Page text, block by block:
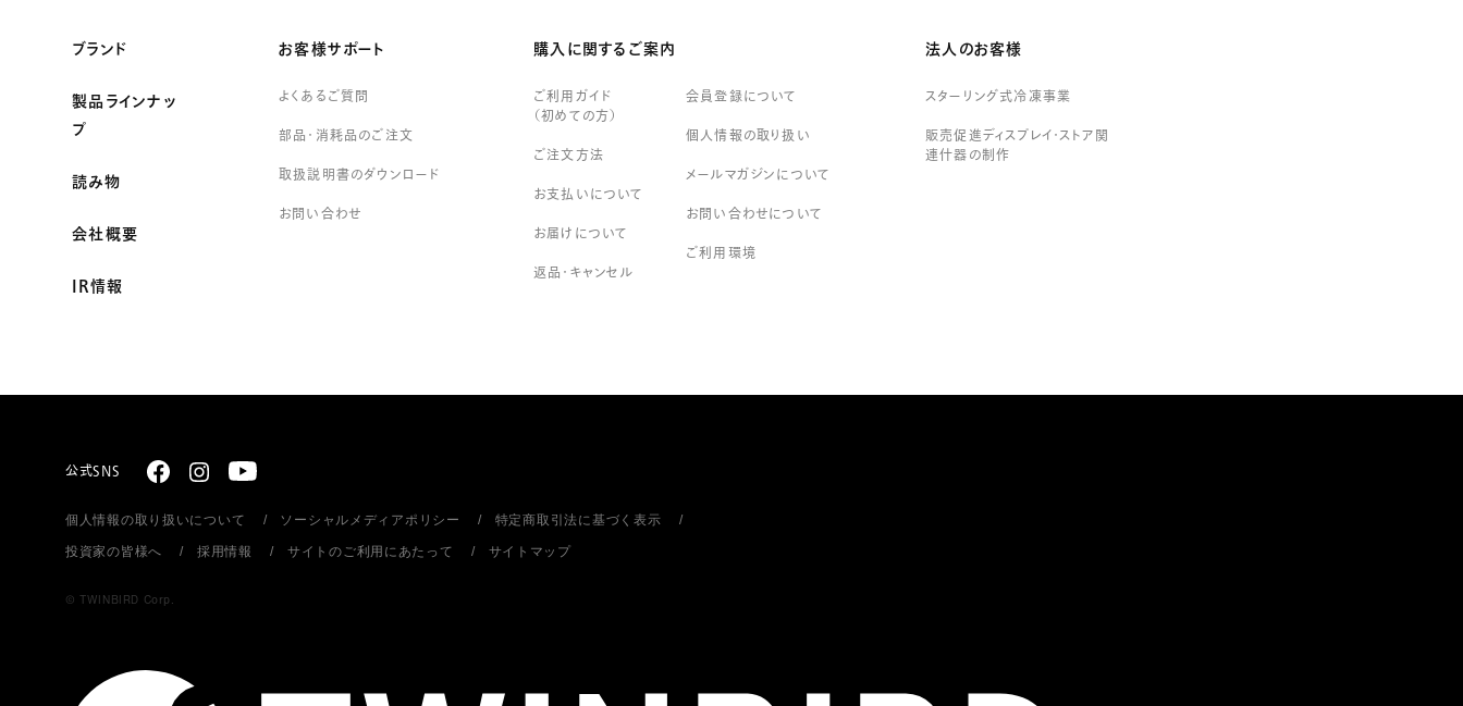
ブランド
製品ラインナッ
プ
読み物
会社概要
IR情報
お客様サポート
よくあるご質問
部品・消耗品のご注文
取扱説明書のダウンロード
お問い合わせ
購入に関するご案内
ご利用ガイド
（初めての方）
ご注文方法
お支払いについて
お届けについて
返品・キャンセル
会員登録について
個人情報の取り扱い
メールマガジンについて
お問い合わせについて
ご利用環境
法人のお客様
スターリング式冷凍事業
販売促進ディスプレイ・ストア関
連什器の制作
公式SNS
個人情報の取り扱いについて ソーシャルメディアポリシー 特定商取引法に基づく表示
投資家の皆様へ 採用情報 サイトのご利用にあたって サイトマップ
© TWINBIRD Corp.